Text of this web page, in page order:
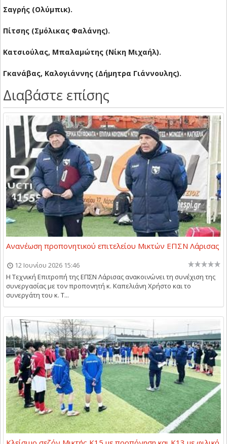
Σαγρής (Ολύμπικ).
Πίτσης (Σμόλικας Φαλάνης).
Κατσιούλας, Μπαλαμώτης (Νίκη Μιχαήλ).
Γκανάβας, Καλογιάννης (Δήμητρα Γιάννουλης).
Διαβάστε επίσης
Ανανέωση προπονητικού επιτελείου Μικτών ΕΠΣΝ Λάρισας
12 Ιουνίου 2026 15:46
Η Τεχνική Επιτροπή της ΕΠΣΝ Λάρισας ανακοινώνει τη συνέχιση της
συνεργασίας με τον προπονητή κ. Καπελιάνη Χρήστο και το
συνεργάτη του κ. Τ...